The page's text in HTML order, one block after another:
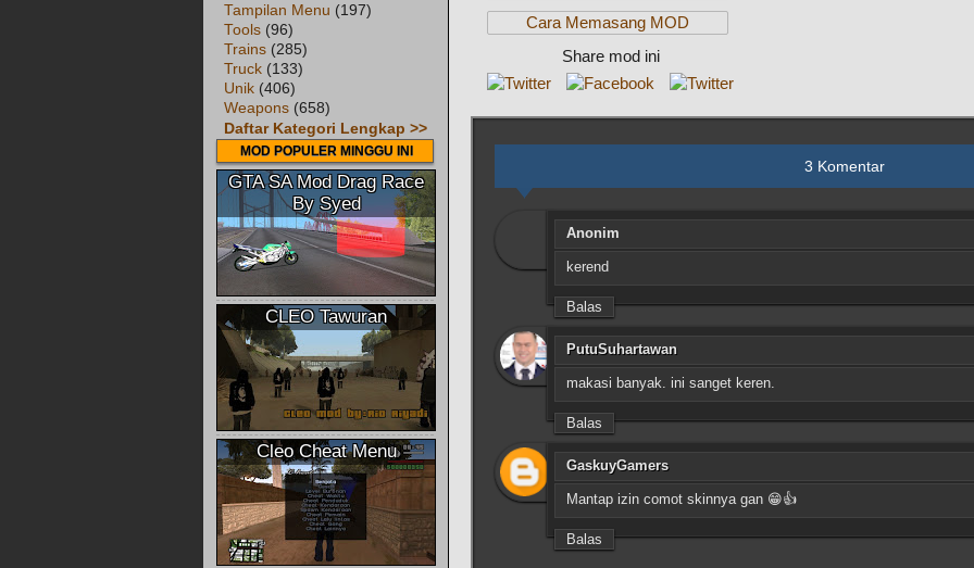
Cara Memasang MOD
Share mod ini
3 Komentar
Anonim
kerend
Balas
PutuSuhartawan
makasi banyak. ini sanget keren.
Balas
GaskuyGamers
Mantap izin comot skinnya gan 😁👍
Balas
Tampilan Menu (197)
Tools (96)
Trains (285)
Truck (133)
Unik (406)
Weapons (658)
Daftar Kategori Lengkap >>
MOD POPULER MINGGU INI
GTA SA Mod Drag Race
By Syed
CLEO Tawuran
Cleo Cheat Menu